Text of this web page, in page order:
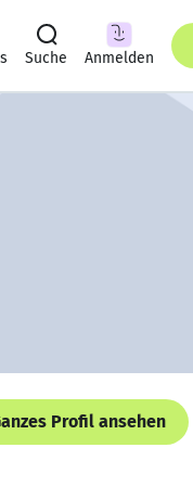
Suche Anmelden
Profil ansehen